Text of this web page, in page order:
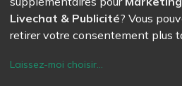
Effet magnifique de transparence
EAN7611847004101
Livechat & Publicité? Vous
retirer votre consentement plus
Laissez-moi choisir...